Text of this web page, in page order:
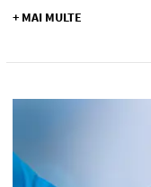
+ MAI MULTE